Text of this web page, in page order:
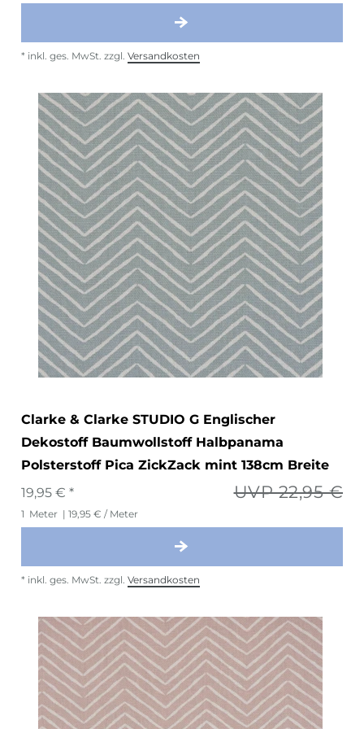
* inkl. ges. MwSt. zzgl. Versandkosten
Clarke & Clarke STUDIO G Englischer
Dekostoff Baumwollstoff Halbpanama
Polsterstoff Pica ZickZack mint 138cm Breite
UVP 22,95 €
19,95 € *
1 Meter | 19,95 € / Meter
* inkl. ges. MwSt. zzgl. Versandkosten